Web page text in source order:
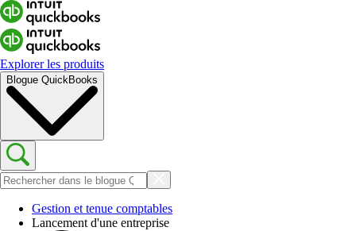
Explorer les produits
Blogue QuickBooks
Gestion et tenue comptables
Lancement d'une entreprise